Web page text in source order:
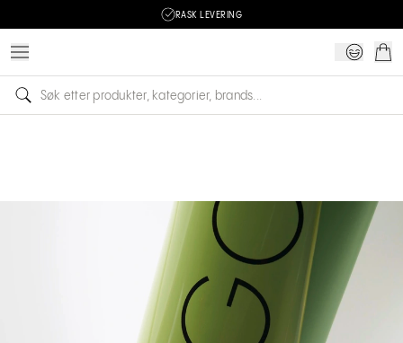
RASK LEVERING